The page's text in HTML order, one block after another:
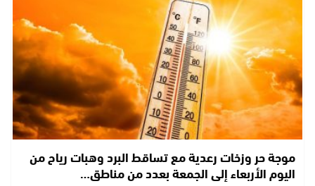
موجة حر وزخات رعدية مع تساقط البرد وهبات رياح من
اليوم الأربعاء إلى الجمعة بعدد من مناطق…